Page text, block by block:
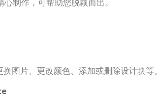
制作，可帮助您脱颖而出。
图片、更改颜色、添加或删除设计块等。